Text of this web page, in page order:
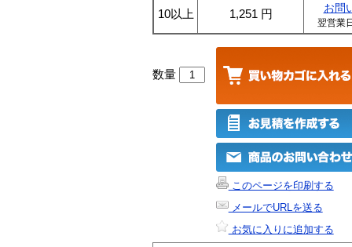
10以上 1,251 円 お問
翌営業
数量
このページを印刷する
メールでURLを送る
お気に入りに追加する